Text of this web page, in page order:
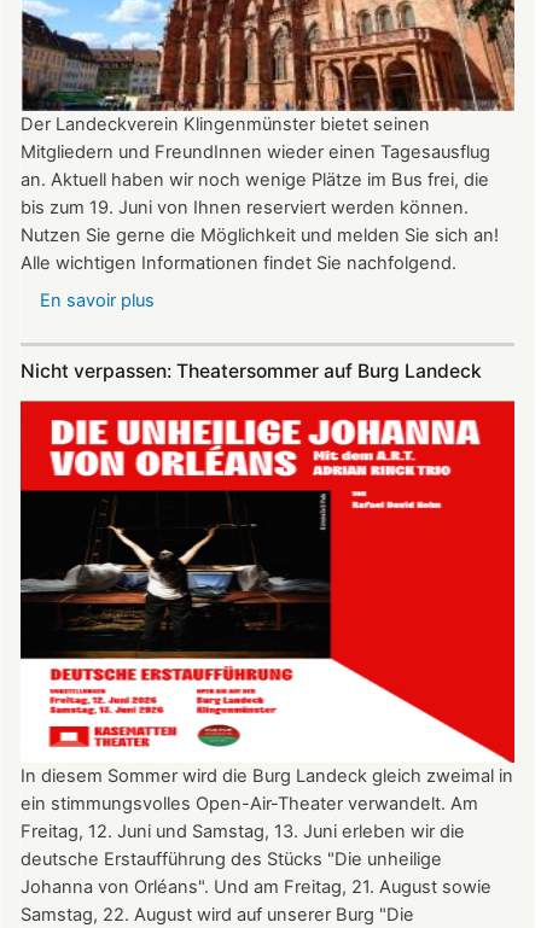
22:00
Uhr
Der Landeckverein Klingenmünster bietet seinen
Mitgliedern und FreundInnen wieder einen Tagesausflug
an. Aktuell haben wir noch wenige Plätze im Bus frei, die
bis zum 19. Juni von Ihnen reserviert werden können.
Nutzen Sie gerne die Möglichkeit und melden Sie sich an!
Alle wichtigen Informationen findet Sie nachfolgend.
En savoir plus
4.
2026
nach
Freiburg
Nicht verpassen: Theatersommer auf Burg Landeck
In diesem Sommer wird die Burg Landeck gleich zweimal in
ein stimmungsvolles Open-Air-Theater verwandelt. Am
Freitag, 12. Juni und Samstag, 13. Juni erleben wir die
deutsche Erstaufführung des Stücks "Die unheilige
Johanna von Orléans". Und am Freitag, 21. August sowie
Samstag, 22. August wird auf unserer Burg "Die